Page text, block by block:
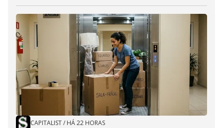
CAPITALIST/ HÁ 22 HORAS